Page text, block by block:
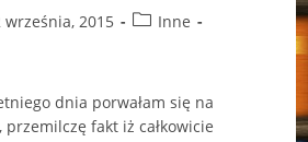
września, 2015
PostInne
dnia porwałam się na
fakt iż całkowicie